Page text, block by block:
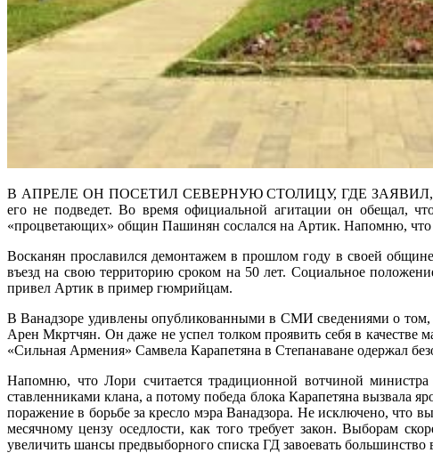
В АПРЕЛЕ ОН ПОСЕТИЛ СЕВЕРНУЮ СТОЛИЦУ, ГДЕ ЗАЯВИЛ, ЧТО
его не подведет. Во время официальной агитации он обещал,
«процветающих» общин Пашинян сослался на Артик. Напомню,
Восканян прославился демонтажем в прошлом году в своей
въезд на свою территорию сроком на 50 лет. Социальное
привел Артик в пример гюмрийцам.
В Ванадзоре удивлены опубликованными в СМИ сведениями о том,
Арен Мкртчян. Он даже не успел толком проявить себя в
«Сильная Армения» Самвела Карапетяна в Степанаване одержал
Напомню, что Лори считается традиционной вотчиной
ставленниками клана, а потому победа блока Карапетяна вызвала
поражение в борьбе за кресло мэра Ванадзора. Не исключено, что
месячному цензу оседлости, как того требует закон. Выборам
увеличить шансы предвыборного списка ГД завоевать большинство